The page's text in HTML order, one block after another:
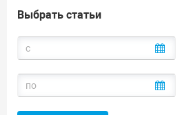
Выбрать статьи